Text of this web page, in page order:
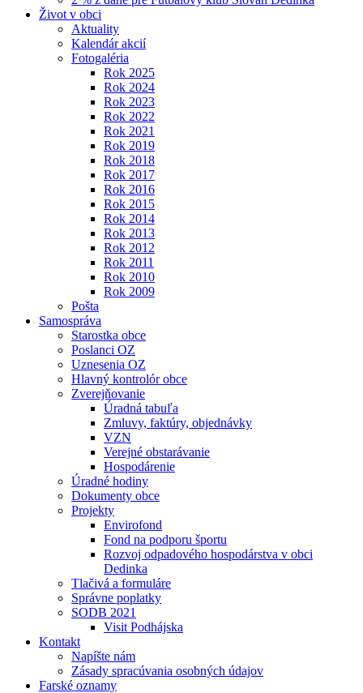
Život v obci
Aktuality
Kalendár akcií
Fotogaléria
Rok 2025
Rok 2024
Rok 2023
Rok 2022
Rok 2021
Rok 2019
Rok 2018
Rok 2017
Rok 2016
Rok 2015
Rok 2014
Rok 2013
Rok 2012
Rok 2011
Rok 2010
Rok 2009
Pošta
Samospráva
Starostka obce
Poslanci OZ
Uznesenia OZ
Hlavný kontrolór obce
Zverejňovanie
Úradná tabuľa
Zmluvy, faktúry, objednávky
VZN
Verejné obstarávanie
Hospodárenie
Úradné hodiny
Dokumenty obce
Projekty
Envirofond
Fond na podporu športu
Rozvoj odpadového hospodárstva v obci
Dedinka
Tlačivá a formuláre
Správne poplatky
SODB 2021
Visit Podhájska
Kontakt
Napíšte nám
Zásady spracúvania osobných údajov
Farské oznamy